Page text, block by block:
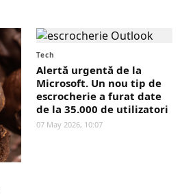
Tech
Alertă urgentă de la
Microsoft. Un nou tip de
escrocherie a furat date
de la 35.000 de utilizatori
07 May 2026, 10:07